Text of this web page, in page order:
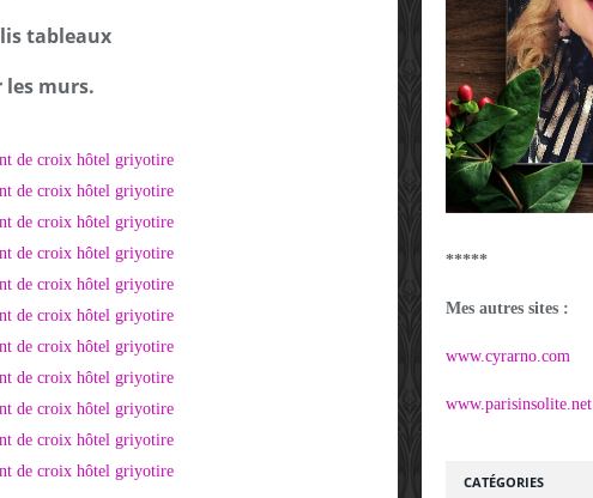
tableaux
les murs.
CATÉGORIES
*****
Mes autres sites :
www.cyrarno.com
www.parisinsolite.net